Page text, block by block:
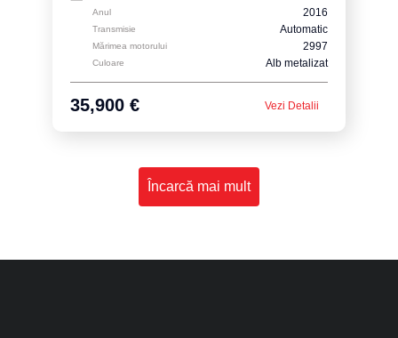
Anul 2016
Transmisie Automatic
Mărimea motorului 2997
Culoare Alb metalizat
35,900 € Vezi Detalii
Încarcă mai mult